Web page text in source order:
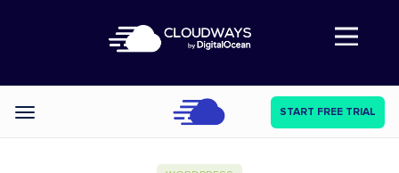
Abre a navegação
Categories START FREE TRIAL